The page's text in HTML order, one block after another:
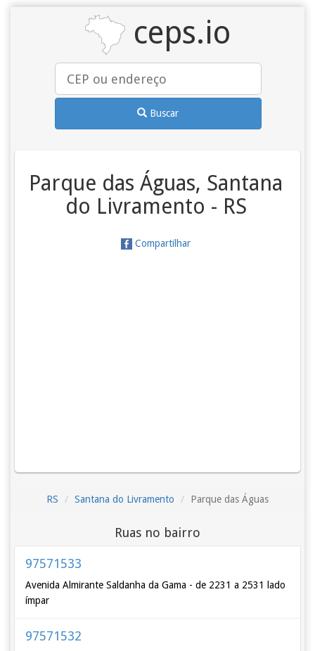
ceps.io
Buscar
Parque das Águas, Santana
do Livramento - RS
Compartilhar
RS Santana do Livramento Parque das Águas
Ruas no bairro
97571533
Avenida Almirante Saldanha da Gama - de 2231 a 2531 lado
ímpar
97571532